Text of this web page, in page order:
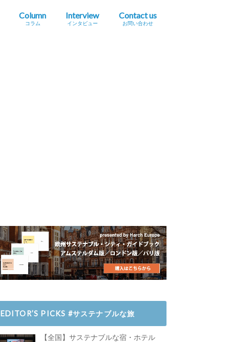
Column
コラム
Interview
インタビュー
Contact us
お問い合わせ
EDITOR’S PICKS #サステナブルな旅
【全国】サステナブルな宿・ホテル